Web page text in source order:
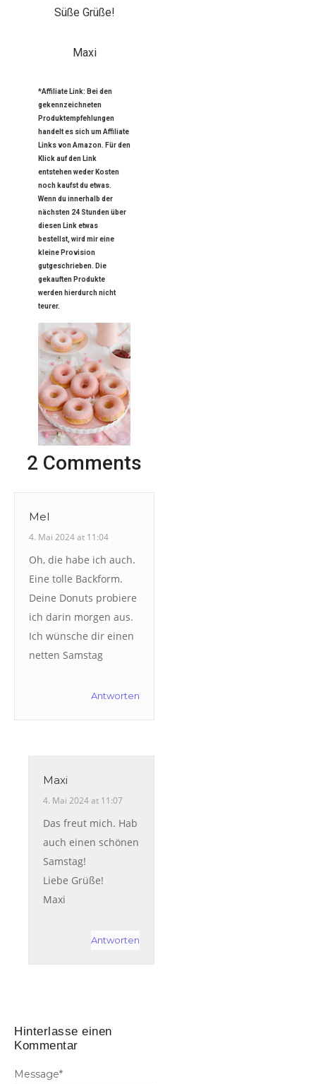
Süße Grüße!
Maxi
*Affiliate Link: Bei den
gekennzeichneten
Produktempfehlungen
handelt es sich um Affiliate
Links von Amazon. Für den
Klick auf den Link
entstehen weder Kosten
noch kaufst du etwas.
Wenn du innerhalb der
nächsten 24 Stunden über
diesen Link etwas
bestellst, wird mir eine
kleine Provision
gutgeschrieben. Die
gekauften Produkte
werden hierdurch nicht
teurer.
2 Comments
Mel
4. Mai 2024 at 11:04
Oh, die habe ich auch.
Eine tolle Backform.
Deine Donuts probiere
ich darin morgen aus.
Ich wünsche dir einen
netten Samstag
Antworten
Maxi
4. Mai 2024 at 11:07
Das freut mich. Hab
auch einen schönen
Samstag!
Liebe Grüße!
Maxi
Antworten
Hinterlasse einen
Kommentar
Message*